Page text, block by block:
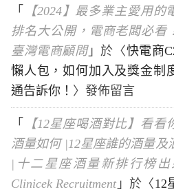
「
【2024】最多業主愛用的
排名大公開，電商老闆必看
臺灣電商顧問」於〈快電商
懶人包，如何加入及獎金制
通告訴你！ 〉發佈留言
「
【12星座喝酒對比】看看
酒量如何 |12星座誰的酒量及
|十二星座酒量新排行榜
Clinicek Recruitment 」於〈 12